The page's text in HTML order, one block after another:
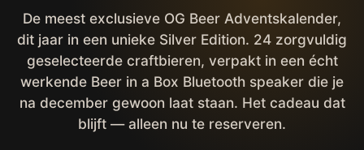
De meest exclusieve OG Beer Adventskalender,
dit jaar in een unieke Silver Edition. 24 zorgvuldig
geselecteerde craftbieren, verpakt in een écht
werkende Beer in a Box Bluetooth speaker die je
na december gewoon laat staan. Het cadeau dat
blijft — alleen nu te reserveren.